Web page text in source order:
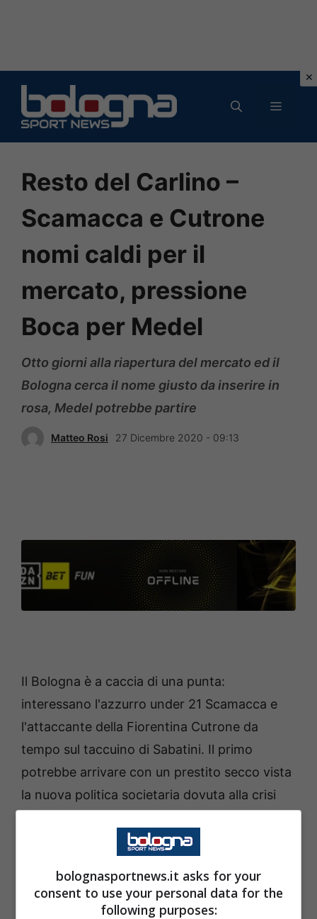
contenuto
MENU
Resto del Carlino –
Scamacca e Cutrone
nomi caldi per il
mercato, pressione
Boca per Medel
Otto giorni alla riapertura del mercato ed il
Bologna cerca il nome giusto da inserire in
rosa, Medel potrebbe partire
Matteo Rosi 27 Dicembre 2020 - 09:13
Il Bologna è a caccia di una punta:
interessano l'azzurro under 21 Scamacca e
l'attaccante della Fiorentina Cutrone da
tempo sul taccuino di Sabatini. Il primo
potrebbe arrivare con un prestito secco vista
la nuova politica societaria dovuta alla crisi
risulta in uscita dal club viola: specialmente
prima di fare la sua mossa il Bologna deve
attendere che il mercato si muova e
bolognasportnews.it asks for your
consent to use your personal data for the
following purposes: